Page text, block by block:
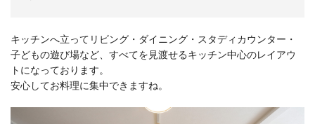
キッチンへ立ってリビング・ダイニング・スタディカウンター・
子どもの遊び場など、すべてを見渡せるキッチン中心のレイアウ
トになっております。
安心してお料理に集中できますね。